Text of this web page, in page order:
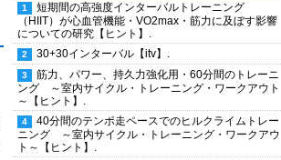
短期間の高強度インターバルトレーニング
（HIIT）が心血管機能・VO2max・筋力に及ぼす影響
についての研究【ヒント】.
30+30インターバル【itv】.
筋力、パワー、持久力強化用・60分間のトレーニ
ング ～室内サイクル・トレーニング・ワークアウト
～【ヒント】.
40分間のテンポ走ペースでのヒルクライムトレー
ニング ～室内サイクル・トレーニング・ワークアウ
ト～【ヒント】.